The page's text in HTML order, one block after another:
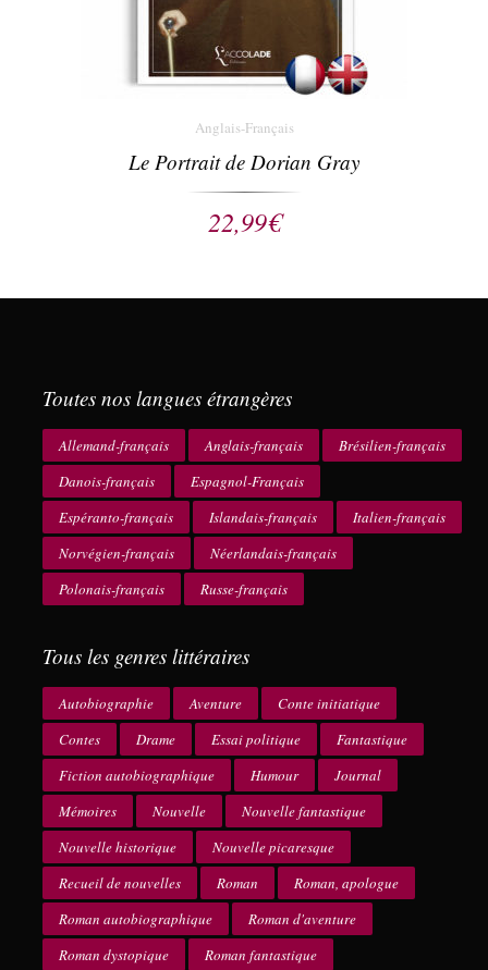
Anglais-Français
Le Portrait de Dorian Gray
22,99€
Toutes nos langues étrangères
Allemand-français Anglais-français
Brésilien-français
Danois-français
Espagnol-Français
Espéranto-français
Islandais-français
Italien-français
Norvégien-français
Néerlandais-français
Polonais-français
Russe-français
Tous les genres littéraires
Autobiographie Aventure
Conte initiatique
Contes
Drame Essai politique
Fantastique
Fiction autobiographique
Humour
Journal
Mémoires
Nouvelle
Nouvelle fantastique
Nouvelle historique
Nouvelle picaresque
Recueil de nouvelles
Roman
Roman, apologue
Roman autobiographique
Roman d'aventure
Roman dystopique
Roman fantastique